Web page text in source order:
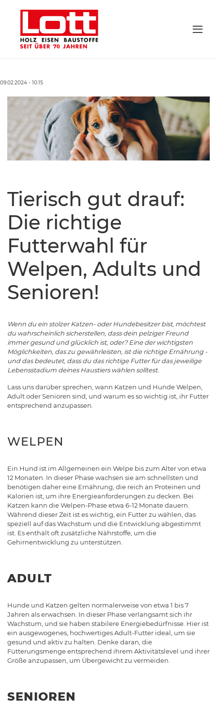
09.02.2024 - 10:15
Tierisch gut drauf:
Die richtige
Futterwahl für
Welpen, Adults und
Senioren!
Wenn du ein stolzer Katzen- oder Hundebesitzer bist, möchtest
du wahrscheinlich sicherstellen, dass dein pelziger Freund
immer gesund und glücklich ist, oder? Eine der wichtigsten
Möglichkeiten, das zu gewährleisten, ist die richtige Ernährung -
und das bedeutet, dass du das richtige Futter für das jeweilige
Lebensstadium deines Haustiers wählen solltest.
Lass uns darüber sprechen, wann Katzen und Hunde Welpen,
Adult oder Senioren sind, und warum es so wichtig ist, ihr Futter
entsprechend anzupassen.
WELPEN
Ein Hund ist im Allgemeinen ein Welpe bis zum Alter von etwa
12 Monaten. In dieser Phase wachsen sie am schnellsten und
benötigen daher eine Ernährung, die reich an Proteinen und
Kalorien ist, um ihre Energieanforderungen zu decken. Bei
Katzen kann die Welpen-Phase etwa 6-12 Monate dauern.
Während dieser Zeit ist es wichtig, ein Futter zu wählen, das
speziell auf das Wachstum und die Entwicklung abgestimmt
ist. Es enthält oft zusätzliche Nährstoffe, um die
Gehirnentwicklung zu unterstützen.
ADULT
Hunde und Katzen gelten normalerweise von etwa 1 bis 7
Jahren als erwachsen. In dieser Phase verlangsamt sich ihr
Wachstum, und sie haben stabilere Energiebedürfnisse. Hier ist
ein ausgewogenes, hochwertiges Adult-Futter ideal, um sie
gesund und aktiv zu halten. Denke daran, die
Fütterungsmenge entsprechend ihrem Aktivitätslevel und ihrer
Größe anzupassen, um Übergewicht zu vermeiden.
SENIOREN